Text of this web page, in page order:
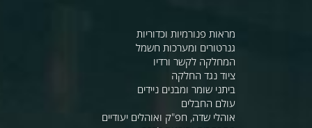
מראות פנורמיות וכדוריות
גנרטורים ומערכות חשמל
המחלקה לקשר ורדיו
ציוד נגד החלקה
ביתני שומר ומבנים ניידים
עולם החבלים
אוהלי שדה, חפ"ק ואוהלים יעודיים